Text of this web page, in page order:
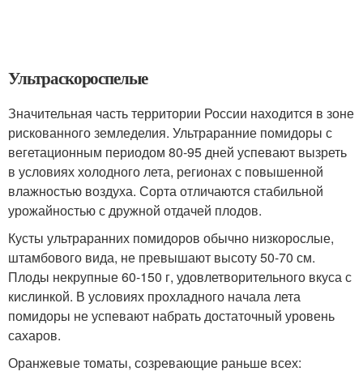
Ультраскороспелые
Значительная часть территории России находится в зоне
рискованного земледелия. Ультраранние помидоры с
вегетационным периодом 80-95 дней успевают вызреть
в условиях холодного лета, регионах с повышенной
влажностью воздуха. Сорта отличаются стабильной
урожайностью с дружной отдачей плодов.
Кусты ультраранних помидоров обычно низкорослые,
штамбового вида, не превышают высоту 50-70 см.
Плоды некрупные 60-150 г, удовлетворительного вкуса с
кислинкой. В условиях прохладного начала лета
помидоры не успевают набрать достаточный уровень
сахаров.
Оранжевые томаты, созревающие раньше всех: